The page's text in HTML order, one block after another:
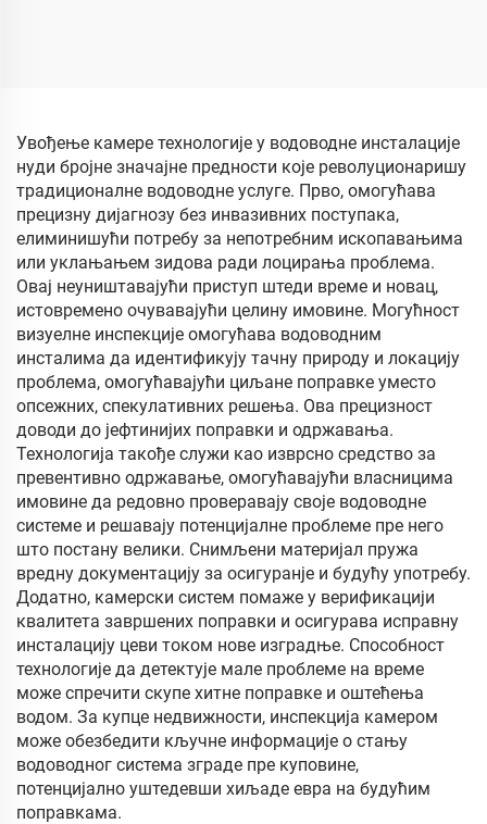
водонепропусна камера
за цеви 10-200м по
избору
Увођење камере технологије у водоводне инсталације
нуди бројне значајне предности које револуционаришу
традиционалне водоводне услуге. Прво, омогућава
прецизну дијагнозу без инвазивних поступака,
елиминишући потребу за непотребним ископавањима
или уклањањем зидова ради лоцирања проблема.
Овај неуништавајући приступ штеди време и новац,
истовремено очувавајући целину имовине. Могућност
визуелне инспекције омогућава водоводним
инсталима да идентификују тачну природу и локацију
проблема, омогућавајући циљане поправке уместо
опсежних, спекулативних решења. Ова прецизност
доводи до јефтинијих поправки и одржавања.
Технологија такође служи као изврсно средство за
превентивно одржавање, омогућавајући власницима
имовине да редовно проверавају своје водоводне
системе и решавају потенцијалне проблеме пре него
што постану велики. Снимљени материјал пружа
вредну документацију за осигуранје и будућу употребу.
Додатно, камерски систем помаже у верификацији
квалитета завршених поправки и осигурава исправну
инсталацију цеви током нове изградње. Способност
технологије да детектује мале проблеме на време
може спречити скупе хитне поправке и оштећења
водом. За купце недвижности, инспекција камером
може обезбедити кључне информације о стању
водоводног система зграде пре куповине,
потенцијално уштедевши хиљаде евра на будућим
поправкама.